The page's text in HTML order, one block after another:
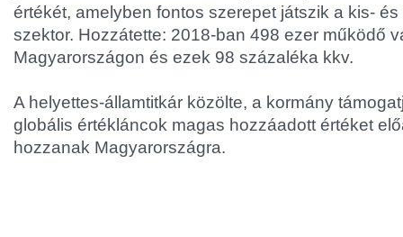
értékét, amelyben fontos szerepet játszik a kis-
szektor. Hozzátette: 2018-ban 498 ezer működő
Magyarországon és ezek 98 százaléka kkv.
A helyettes-államtitkár közölte, a kormány
globális értékláncok magas hozzáadott értéket
hozzanak Magyarországra.